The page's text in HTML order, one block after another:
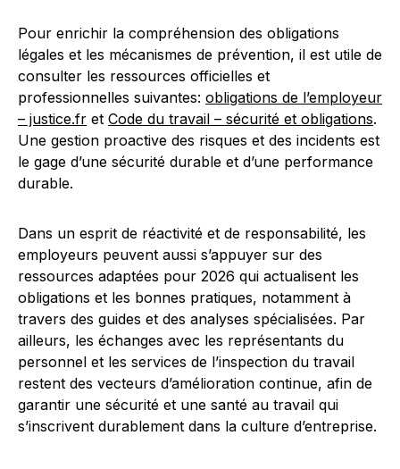
Pour enrichir la compréhension des obligations
légales et les mécanismes de prévention, il est utile de
consulter les ressources officielles et
professionnelles suivantes: obligations de l’employeur
– justice.fr et Code du travail – sécurité et obligations.
Une gestion proactive des risques et des incidents est
le gage d’une sécurité durable et d’une performance
durable.
Dans un esprit de réactivité et de responsabilité, les
employeurs peuvent aussi s’appuyer sur des
ressources adaptées pour 2026 qui actualisent les
obligations et les bonnes pratiques, notamment à
travers des guides et des analyses spécialisées. Par
ailleurs, les échanges avec les représentants du
personnel et les services de l’inspection du travail
restent des vecteurs d’amélioration continue, afin de
garantir une sécurité et une santé au travail qui
s’inscrivent durablement dans la culture d’entreprise.